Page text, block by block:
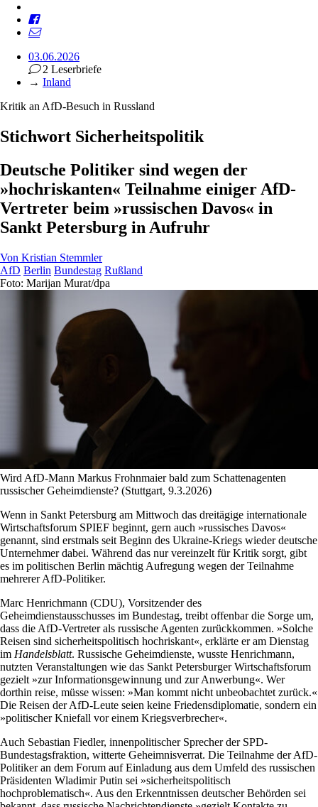
03.06.2026
2 Leserbriefe
→ Inland
Kritik an AfD-Besuch in Russland
Stichwort Sicherheitspolitik
Deutsche Politiker sind wegen der
»hochriskanten« Teilnahme einiger AfD-
Vertreter beim »russischen Davos« in
Sankt Petersburg in Aufruhr
Von Kristian Stemmler
AfD Berlin Bundestag Rußland
Foto: Marijan Murat/dpa
Wird AfD-Mann Markus Frohnmaier bald zum Schattenagenten
russischer Geheimdienste? (Stuttgart, 9.3.2026)
Wenn in Sankt Petersburg am Mittwoch das dreitägige internationale
Wirtschaftsforum SPIEF beginnt, gern auch »russisches Davos«
genannt, sind erstmals seit Beginn des Ukraine-Kriegs wieder deutsche
Unternehmer dabei. Während das nur vereinzelt für Kritik sorgt, gibt
es im politischen Berlin mächtig Aufregung wegen der Teilnahme
mehrerer AfD-Politiker.
Marc Henrichmann (CDU), Vorsitzender des
Geheimdienstausschusses im Bundestag, treibt offenbar die Sorge um,
dass die AfD-Vertreter als russische Agenten zurückkommen. »Solche
Reisen sind sicherheitspolitisch hochriskant«, erklärte er am Dienstag
im Handelsblatt. Russische Geheimdienste, wusste Henrichmann,
nutzten Veranstaltungen wie das Sankt Petersburger Wirtschaftsforum
gezielt »zur Informationsgewinnung und zur Anwerbung«. Wer
dorthin reise, müsse wissen: »Man kommt nicht unbeobachtet zurück.«
Die Reisen der AfD-Leute seien keine Friedensdiplomatie, sondern ein
»politischer Kniefall vor einem Kriegsverbrecher«.
Auch Sebastian Fiedler, innenpolitischer Sprecher der SPD-
Bundestagsfraktion, witterte Geheimnisverrat. Die Teilnahme der AfD-
Politiker an dem Forum auf Einladung aus dem Umfeld des russischen
Präsidenten Wladimir Putin sei »sicherheitspolitisch
hochproblematisch«. Aus den Erkenntnissen deutscher Behörden sei